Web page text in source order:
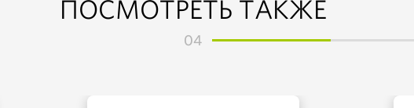
ПОСМОТРЕТЬ ТАКЖЕ
04